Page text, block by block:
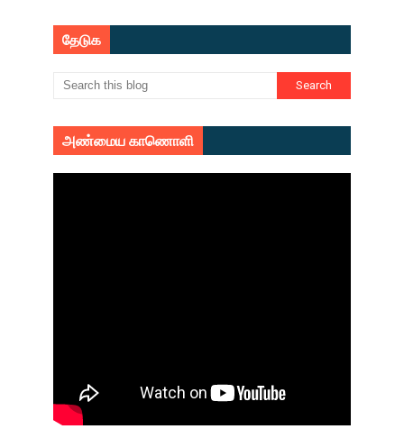
தேடுக
அண்மைய காணொளி